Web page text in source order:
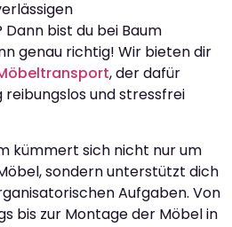
bist du bei Baum
genau richtig! Wir bieten dir
, der dafür
reibungslos und stressfrei
kümmert sich nicht nur um
sondern unterstützt dich
Aufgaben. Von
bis zur Montage der Möbel in